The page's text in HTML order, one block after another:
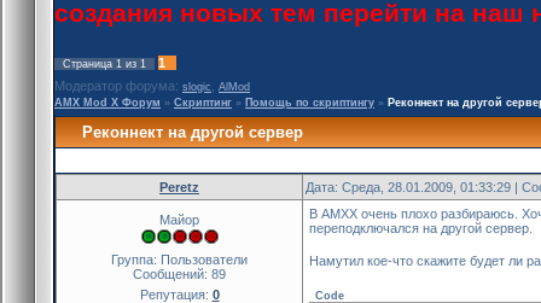
создания новых тем перейти на
Страница 1 из 1
1
Модератор форума: slogic
AlMod
AMX Mod X Форум » Скриптинг » Помощь по скриптингу » Реконнект на другой
Реконнект на другой сервер
Peretz Дата: Среда, 28.01.2009, 01:33:29 |
Майор
Группа: Пользователи
Сообщений: 89
Репутация: 0
В AMXX очень плохо разбираюсь.
переподключался на другой сервер.
Намутил кое-что скажите будет ли
Code